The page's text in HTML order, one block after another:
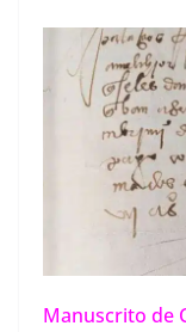
Manuscrito de